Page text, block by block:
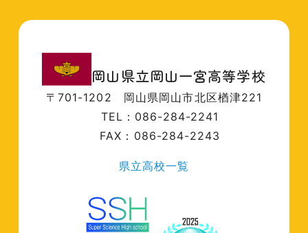
岡山県立岡山一宮高等学校
〒701-1202 岡山県岡山市北区楢津221
TEL：086-284-2241
FAX：086-284-2243
県立高校一覧